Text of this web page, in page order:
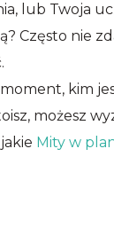
lub Twoja
Często nie
kim
możesz
Mity w